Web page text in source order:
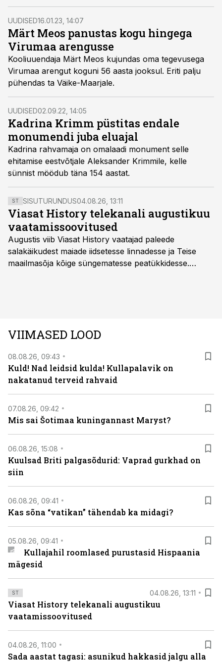
UUDISED16.01.23, 14:07
Märt Meos panustas kogu hingega
Virumaa arengusse
Kooliuuendaja Märt Meos kujundas oma tegevusega
Virumaa arengut koguni 56 aasta jooksul. Eriti palju
pühendas ta Väike-Maarjale.
UUDISED02.09.22, 14:05
Kadrina Krimm püstitas endale
monumendi juba eluajal
Kadrina rahvamaja on omalaadi monument selle
ehitamise eestvõtjale Aleksander Krimmile, kelle
sünnist möödub täna 154 aastat.
ST SISUTURUNDUS04.08.26, 13:11
Viasat History telekanali augustikuu
vaatamissoovitused
Augustis viib Viasat History vaatajad paleede
salakäikudest maiade iidsetesse linnadesse ja Teise
maailmasõja kõige süngematesse peatükkidesse.
viasathistory.eu/ee
VIIMASED LOOD
08.08.26, 09:43
Kuld! Nad leidsid kulda! Kullapalavik on
nakatanud terveid rahvaid
07.08.26, 09:42
Mis sai Šotimaa kuningannast Maryst?
06.08.26, 15:08
Kuulsad Briti palgasõdurid: Vaprad gurkhad on
siin
06.08.26, 09:41
Kas sõna “vatikan” tähendab ka midagi?
05.08.26, 09:41
Kullajahil roomlased purustasid Hispaania
mägesid
ST 04.08.26, 13:11
Viasat History telekanali augustikuu
vaatamissoovitused
04.08.26, 11:00
Sada aastat tagasi: asunikud hakkasid jalgu alla